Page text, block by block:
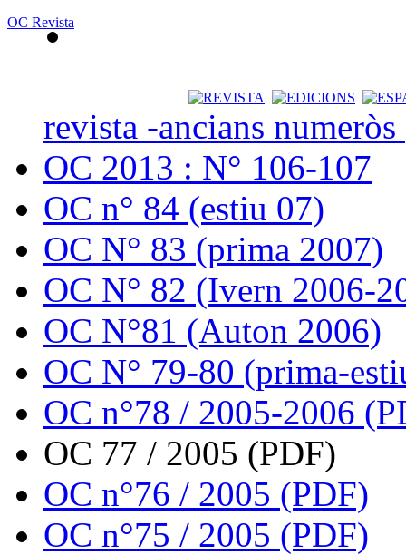
OC Revista
revista -ancians
OC 2013 : N° 106-107
OC n° 84 (estiu 07)
OC N° 83 (prima 2007)
OC N° 82 (Ivern 2006-
OC N°81 (Auton 2006)
OC N° 79-80 (prima-
OC n°78 / 2005-2006
OC 77 / 2005 (PDF)
OC n°76 / 2005 (PDF)
OC n°75 / 2005 (PDF)